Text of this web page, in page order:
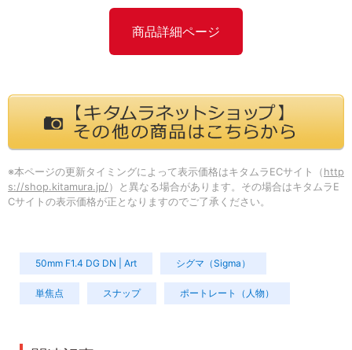
商品詳細ページ
※本ページの更新タイミングによって表示価格はキタムラECサイト（ http
s://shop.kitamura.jp/ ）と異なる場合があります。その場合はキタムラE
Cサイトの表示価格が正となりますのでご了承ください。
50mm F1.4 DG DN | Art シグマ（Sigma）
単焦点 スナップ ポートレート（人物）